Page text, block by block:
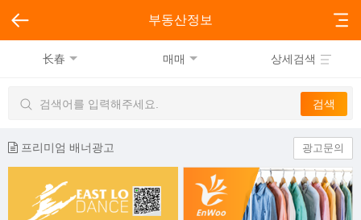
부동산정보
长春 매매 상세검색
프리미엄 배너광고 광고문의